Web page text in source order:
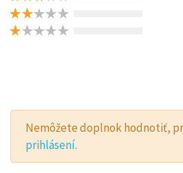
Nemôžete doplnok hodnotiť,
prihlásení.